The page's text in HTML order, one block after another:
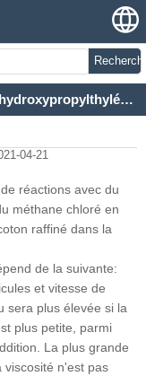
Chine fabricant de méthylcellulose et d'hydroxypropylthylécellulose de méthyle
04-21
réactions avec du
méthane chloré en
raffiné dans la
de la suivante:
et vitesse de
sera plus élevée si la
plus petite, parmi
La plus grande
viscosité n'est pas